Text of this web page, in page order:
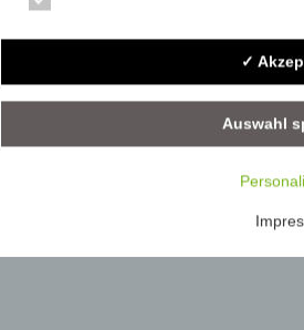
Anschrift, E-Mail-Adresse oder
stets im Einklang mit der Datenschutz-
mit den für uns geltenden
dieser Datenschutzerklärung möchte
personenbezogenen Daten informieren.
Wir haben als für die Verarbeitung
organisatorische Maßnahmen umgesetzt,
der über diese Internetseite verarbeiteten
✓
Auswahl